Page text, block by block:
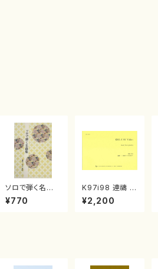
ソロで弾く名曲
集 クリスマス・
イブ／恋人がサ
¥770
K97i98 連禱 :
2台ピアノのため
の（2 Pianos /
¥2,200